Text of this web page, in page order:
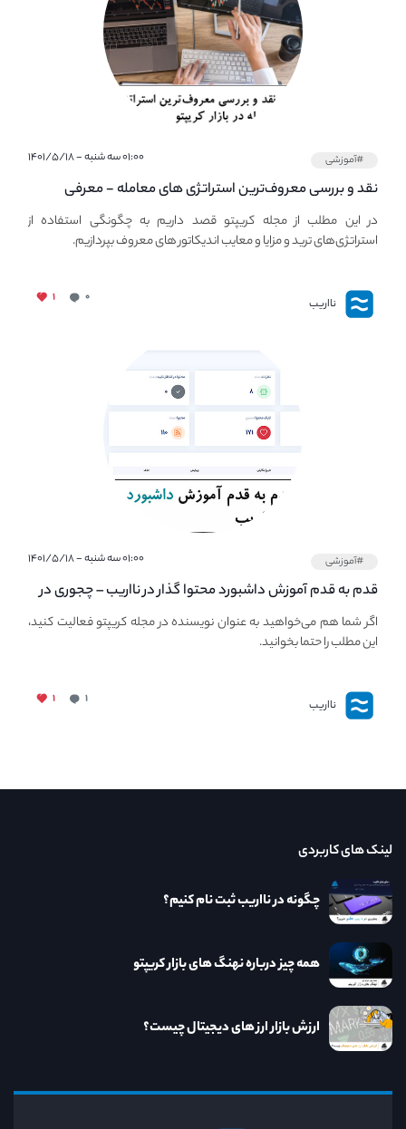
#آموزشی ۰۱:۰۰ سه شنبه - ۱۴۰۱/۵/۱۸
نقد و بررسی معروف‌ترین استراتژی های معامله - معرفی
استراتژی های مهم ترید در بازار کریپتو
در این مطلب از مجله کریپتو قصد داریم به چگونگی استفاده از
استراتژی‌های ترید و مزایا و معایب اندیکاتور های معروف بپردازیم.
نااریب ۰ ۱
#آموزشی ۰۱:۰۰ سه شنبه - ۱۴۰۱/۵/۱۸
قدم به قدم آموزش داشبورد محتوا گذار در نااریب – چجوری در
نااریب محتوا بگذاریم؟
اگر شما هم می‌خواهید به عنوان نویسنده در مجله کریپتو فعالیت کنید،
این مطلب را حتما بخوانید.
نااریب ۱ ۱
لینک های کاربردی
چگونه در نااریب ثبت نام کنیم؟
همه چیز درباره نهنگ های بازار کریپتو
ارزش بازار ارز های دیجیتال چیست؟